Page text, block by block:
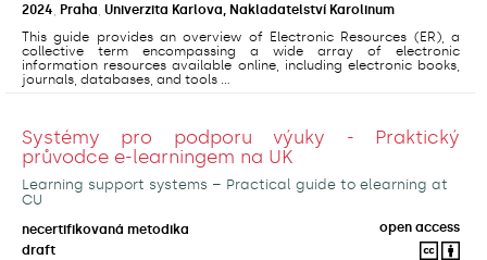
2024 Praha Univerzita Karlova, Nakladatelství Karolinum
This guide provides an overview of Electronic Resources (ER), a
collective term encompassing a wide array of electronic
information resources available online, including electronic books,
journals, databases, and tools ...
Systémy pro podporu výuky - Praktický
průvodce e-learningem na UK
Learning support systems – Practical guide to elearning at
CU
necertifikovaná metodika
open access
draft